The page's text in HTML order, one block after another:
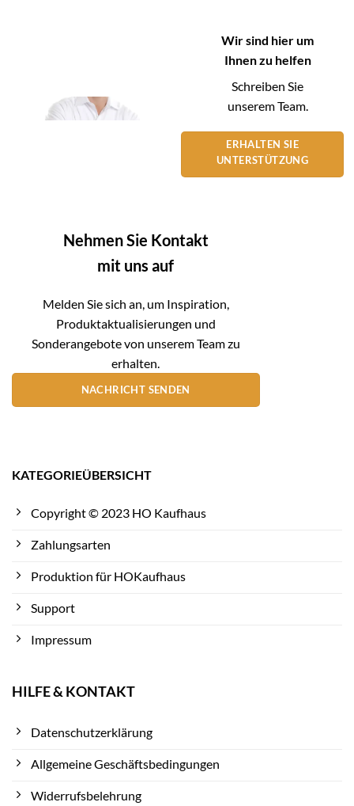
Wir sind hier um
Ihnen zu helfen
Schreiben Sie
unserem Team.
ERHALTEN SIE
UNTERSTÜTZUNG
Nehmen Sie Kontakt
mit uns auf
Melden Sie sich an, um Inspiration,
Produktaktualisierungen und
Sonderangebote von unserem Team zu
erhalten.
NACHRICHT SENDEN
KATEGORIEÜBERSICHT
Copyright © 2023 HO Kaufhaus
Zahlungsarten
Produktion für HOKaufhaus
Support
Impressum
HILFE & KONTAKT
Datenschutzerklärung
Allgemeine Geschäftsbedingungen
Widerrufsbelehrung